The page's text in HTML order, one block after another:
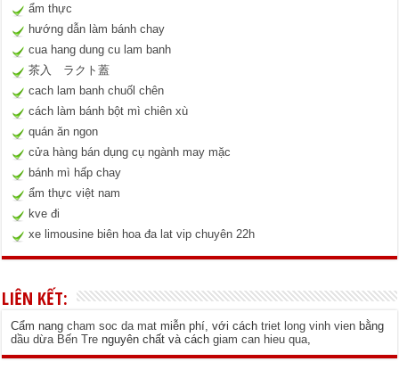
ẩm thực
hướng dẫn làm bánh chay
cua hang dung cu lam banh
茶入 ラクト蓋
cach lam banh chuốl chên
cách làm bánh bột mì chiên xù
quán ăn ngon
cửa hàng bán dụng cụ ngành may mặc
bánh mì hấp chay
ẩm thực việt nam
kve đi
xe limousine biên hoa đa lat vip chuyên 22h
LIÊN KẾT:
Cẩm nangcham soc da mat miễn phí, với cáchtriet long vinh vien bằng
dầu dừa Bến Tre nguyên chất và cáchgiam can hieu qua,